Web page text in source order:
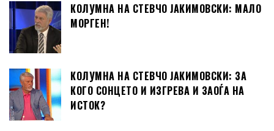
КОЛУМНА НА СТЕВЧО ЈАКИМОВСКИ: МАЛО
МОРГЕН!
КОЛУМНА НА СТЕВЧО ЈАКИМОВСКИ: ЗА
КОГО СОНЦЕТО И ИЗГРЕВА И ЗАОЃА НА
ИСТОК?